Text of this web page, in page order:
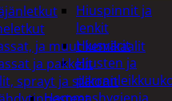
Hiuspinnit ja
lenkit
Hiusvärit
Hiusten ja
ja muut kemikaalit
ja pakkelit
sprayt ja silikonit